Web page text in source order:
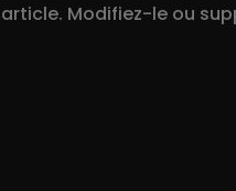
Modifiez-le ou